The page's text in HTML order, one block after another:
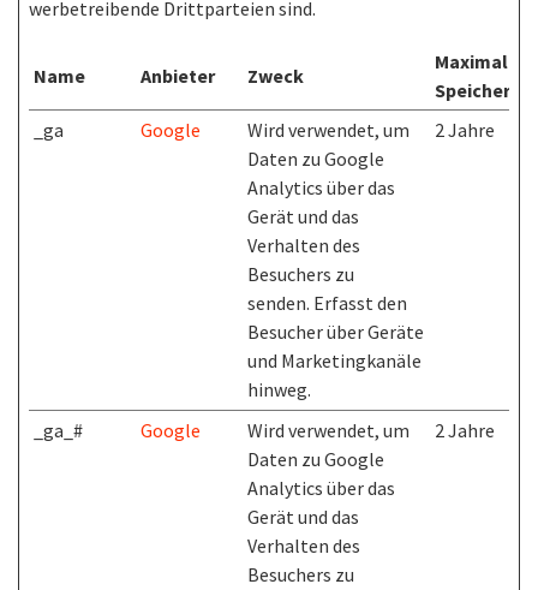
werbetreibende Drittparteien sind.
Name Anbieter Zweck
Maximale
_ga
Google
Wird verwendet, um
Daten zu Google
Analytics über das
Gerät und das
Verhalten des
Besuchers zu
senden. Erfasst den
Besucher über Geräte
und Marketingkanäle
hinweg.
2 Jahre
_ga_# Google
Wird verwendet, um
Daten zu Google
Analytics über das
Gerät und das
Verhalten des
Besuchers zu
2 Jahre